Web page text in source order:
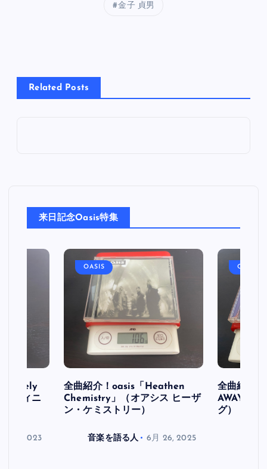
金子 貞男
Related Posts
来日記念Oasis特集
フィニ
30, 2023
OASIS
全曲紹介！oasis「Heathen
Chemistry」（オアシス ヒーザ
ン・ケミストリー）
音楽を語る人 6月 26, 2025
OASIS
全曲紹介
AWAY」
グ）